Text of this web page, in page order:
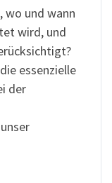
und wann
wird, und
essenzielle
der